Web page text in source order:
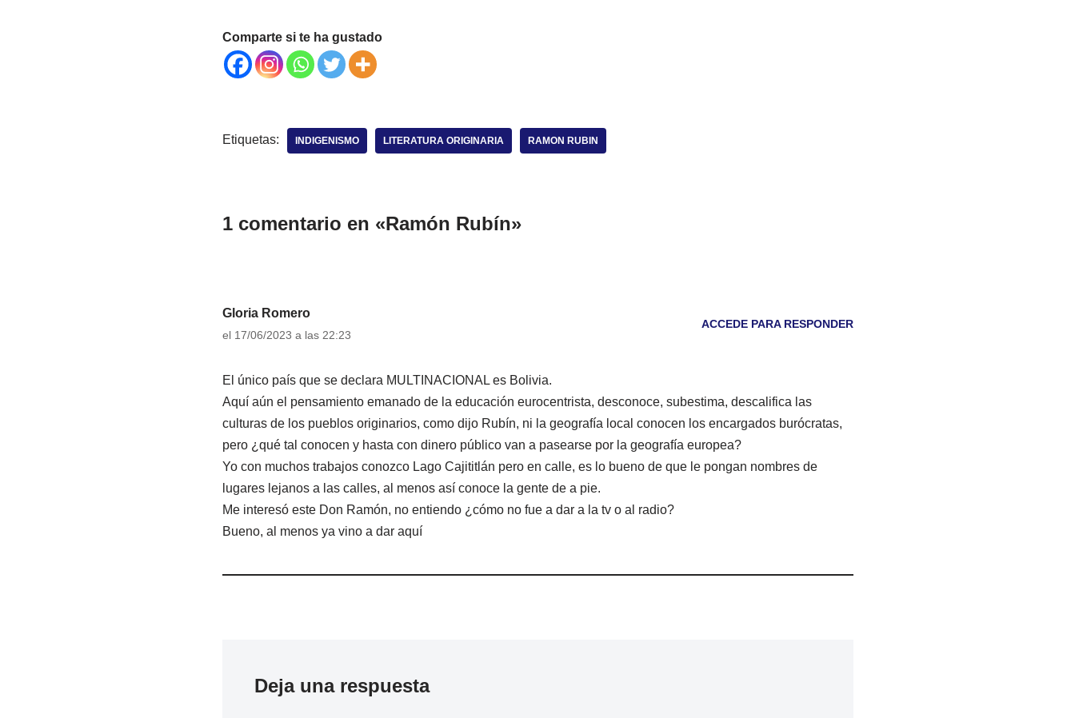
Comparte si te ha gustado
Etiquetas: INDIGENISMO LITERATURA ORIGINARIA RAMON RUBIN
1 comentario en «Ramón Rubín»
Gloria Romero
el 17/06/2023 a las 22:23
ACCEDE PARA RESPONDER
El único país que se declara MULTINACIONAL es Bolivia.
Aquí aún el pensamiento emanado de la educación eurocentrista, desconoce, subestima, descalifica las
culturas de los pueblos originarios, como dijo Rubín, ni la geografía local conocen los encargados burócratas,
pero ¿qué tal conocen y hasta con dinero público van a pasearse por la geografía europea?
Yo con muchos trabajos conozco Lago Cajititlán pero en calle, es lo bueno de que le pongan nombres de
lugares lejanos a las calles, al menos así conoce la gente de a pie.
Me interesó este Don Ramón, no entiendo ¿cómo no fue a dar a la tv o al radio?
Bueno, al menos ya vino a dar aquí
Deja una respuesta